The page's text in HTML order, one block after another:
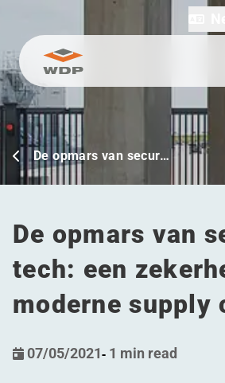
Ga naar inhoud
De opmars van secur…
De opmars van
tech: een
moderne supply
07/05/2021- 1 min read